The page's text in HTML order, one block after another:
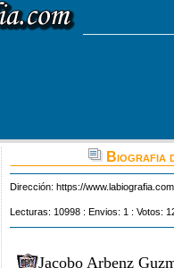
Biografia
Dirección: https://
Lecturas: 10998 : Envios: 1 : Votos:
Jacobo Arbenz